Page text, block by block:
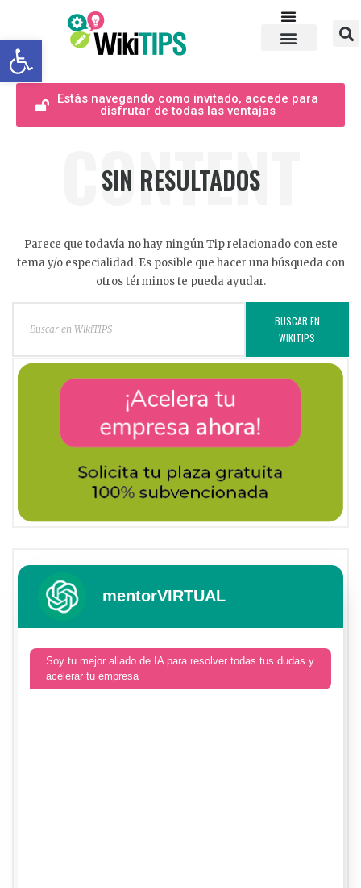
Abrir barra de herramientas
Estás navegando como invitado, accede para
disfrutar de todas las ventajas
CONTENT
SIN RESULTADOS
Parece que todavía no hay ningún Tip relacionado con este
tema y/o especialidad. Es posible que hacer una búsqueda con
otros términos te pueda ayudar.
BUSCAR EN
WIKITIPS
mentorVIRTUAL
Soy tu mejor aliado de IA para resolver todas tus dudas y
acelerar tu empresa